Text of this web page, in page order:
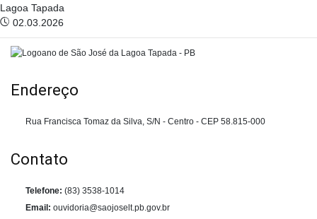
Lagoa Tapada
02.03.2026
Endereço
Rua Francisca Tomaz da Silva, S/N - Centro - CEP 58.815-000
Contato
Telefone: (83) 3538-1014
Email: ouvidoria@saojoselt.pb.gov.br